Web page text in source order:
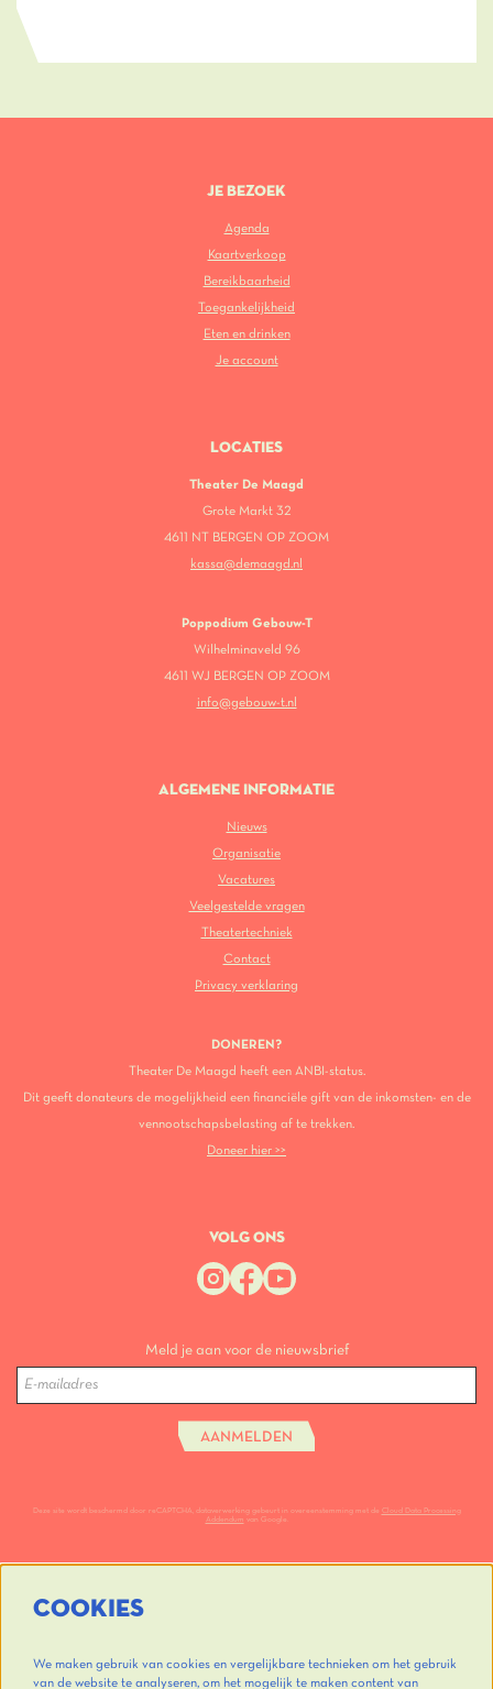
JE BEZOEK
Agenda
Kaartverkoop
Bereikbaarheid
Toegankelijkheid
Eten en drinken
Je account
LOCATIES
Theater De Maagd
Grote Markt 32
4611 NT BERGEN OP ZOOM
kassa@demaagd.nl
Poppodium Gebouw-T
Wilhelminaveld 96
4611 WJ BERGEN OP ZOOM
info@gebouw-t.nl
ALGEMENE INFORMATIE
Nieuws
Organisatie
Vacatures
Veelgestelde vragen
Theatertechniek
Contact
Privacy verklaring
DONEREN?
Theater De Maagd heeft een ANBI-status.
Dit geeft donateurs de mogelijkheid een financiële gift van de inkomsten- en de
vennootschapsbelasting af te trekken.
Doneer hier >>
VOLG ONS
Meld je aan voor de nieuwsbrief
AANMELDEN
Deze site wordt beschermd door reCAPTCHA, dataverwerking gebeurt in overeenstemming met de Cloud Data Processing
Addendum van Google.
COOKIES
We maken gebruik van cookies en vergelijkbare technieken om het gebruik
van de website te analyseren, om het mogelijk te maken content van